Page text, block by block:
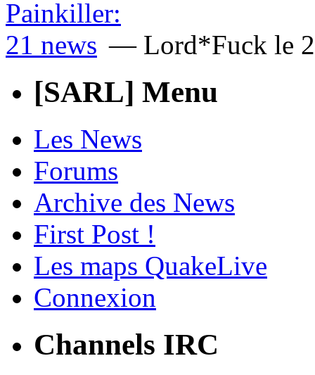
— Lord*Fuck le
[SARL] Menu
Les News
Forums
Archive des News
First Post !
Les maps QuakeLive
Connexion
Channels IRC